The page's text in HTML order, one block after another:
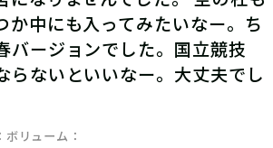
か中にも入ってみたいなー。ち
バージョンでした。国立競技
らないといいなー。大丈夫でし
ボリューム